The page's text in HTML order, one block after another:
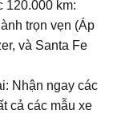
120.000 km:
trọn vẹn (Áp
và Santa Fe
Nhận ngay các
cả các mẫu xe